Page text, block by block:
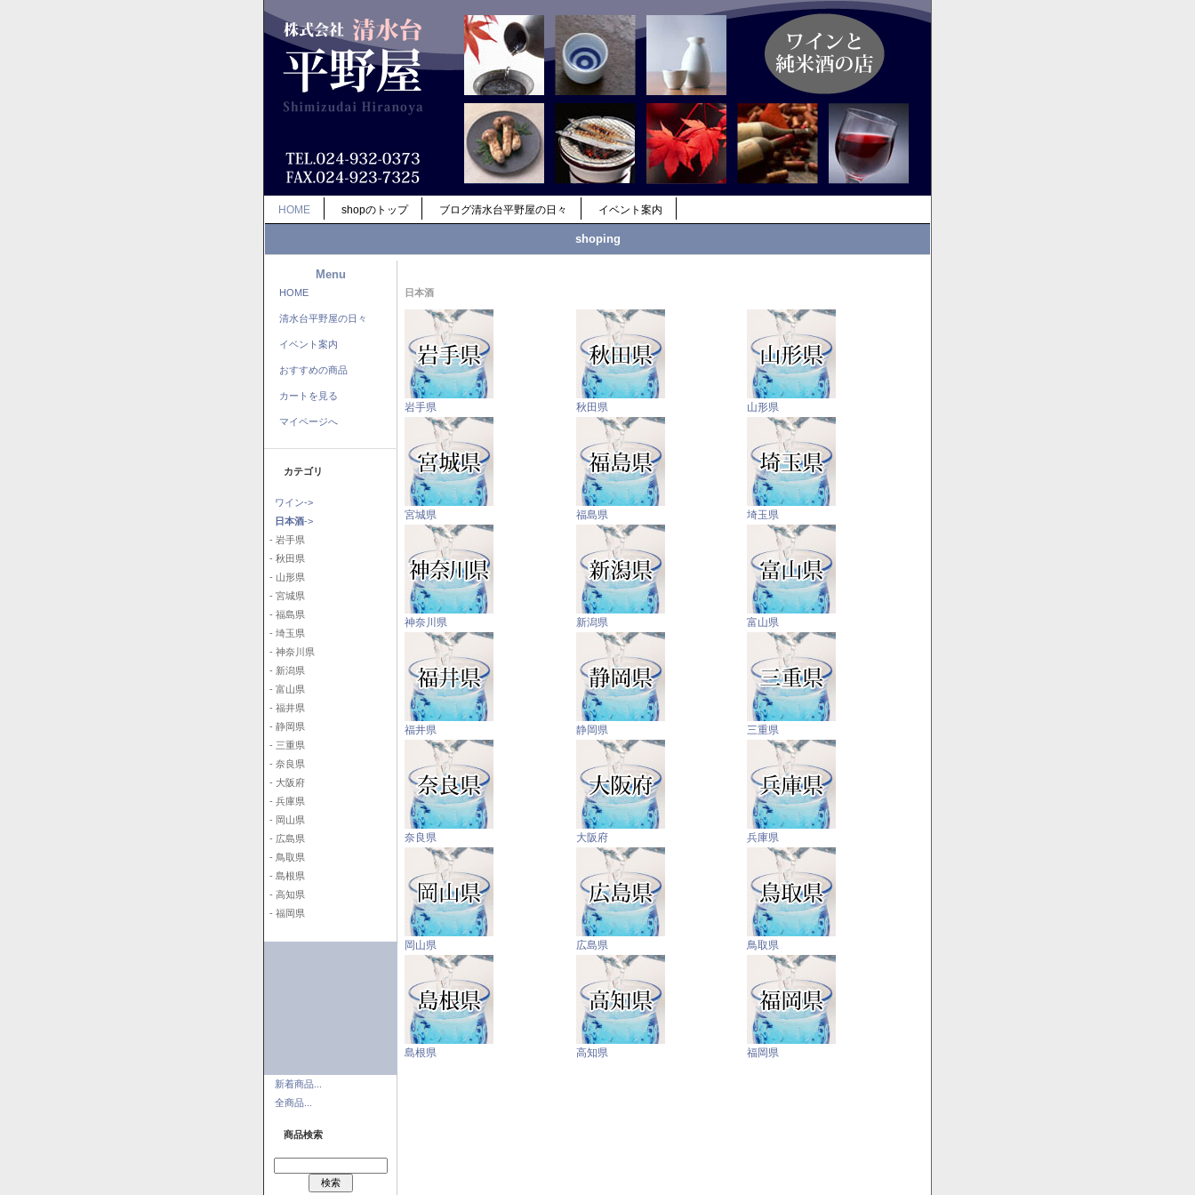
HOME shopのトップ ブログ清水台平野屋の日々 イベント案内
shoping
Menu
HOME
清水台平野屋の日々
イベント案内
おすすめの商品
カートを見る
マイページへ
カテゴリ
ワイン->
日本酒->
- 岩手県
- 秋田県
- 山形県
- 宮城県
- 福島県
- 埼玉県
- 神奈川県
- 新潟県
- 富山県
- 福井県
- 静岡県
- 三重県
- 奈良県
- 大阪府
- 兵庫県
- 岡山県
- 広島県
- 鳥取県
- 島根県
- 高知県
- 福岡県
新着商品...
全商品...
商品検索
日本酒
岩手県 秋田県 山形県
宮城県 福島県 埼玉県
神奈川県 新潟県 富山県
福井県 静岡県 三重県
奈良県 大阪府 兵庫県
岡山県 広島県 鳥取県
島根県 高知県 福岡県